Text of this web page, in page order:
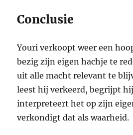
Conclusie
Youri verkoopt weer een
bezig zijn eigen hachje te
uit alle macht relevant te
leest hij verkeerd, begrijpt
interpreteert het op zijn
verkondigt dat als waarheid.